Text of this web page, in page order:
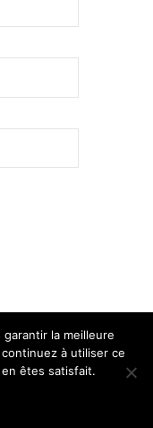
la meilleure
à utiliser ce
êtes satisfait.